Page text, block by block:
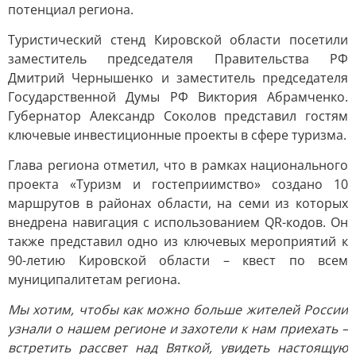
потенциал региона.
Туристический стенд Кировской области посетили
заместитель председателя Правительства РФ
Дмитрий Чернышенко и заместитель председателя
Государственной Думы РФ Виктория Абрамченко.
Губернатор Александр Соколов представил гостям
ключевые инвестиционные проекты в сфере туризма.
Глава региона отметил, что в рамках национального
проекта «Туризм и гостеприимство» создано 10
маршрутов в районах области, на семи из которых
внедрена навигация с использованием QR-кодов. Он
также представил одно из ключевых мероприятий к
90-летию Кировской области – квест по всем
муниципалитетам региона.
Мы хотим, чтобы как можно больше жителей России
узнали о нашем регионе и захотели к нам приехать –
встретить рассвет над Вяткой, увидеть настоящую